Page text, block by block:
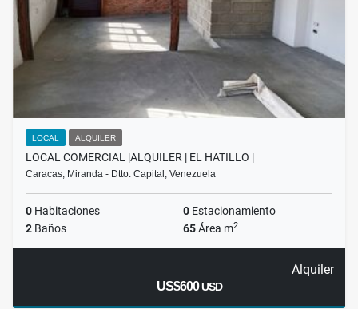
LOCAL ALQUILER
LOCAL COMERCIAL |ALQUILER | EL HATILLO |
Caracas, Miranda - Dtto. Capital, Venezuela
0 Habitaciones 0 Estacionamiento
2 Baños 65Área m2
Alquiler
US$600USD